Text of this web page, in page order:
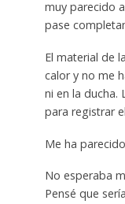
muy parecido
pase
El material de
calor y no me
ni en la ducha.
para registrar
Me ha
No esperaba
Pensé que